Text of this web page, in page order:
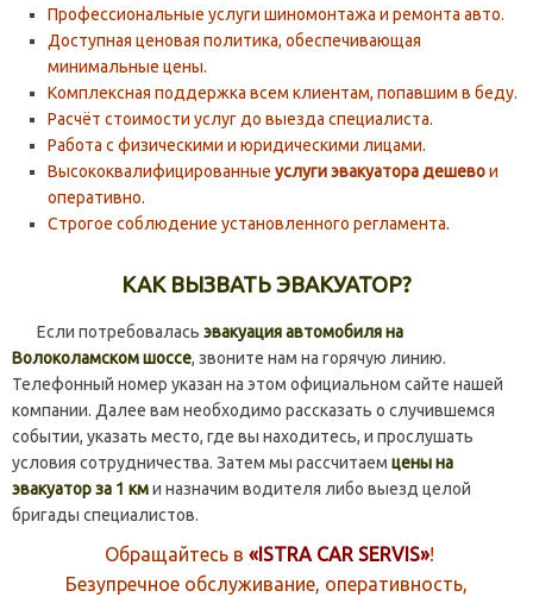
Профессиональные услуги шиномонтажа и ремонта авто.
Доступная ценовая политика, обеспечивающая
минимальные цены.
Комплексная поддержка всем клиентам, попавшим в беду.
Расчёт стоимости услуг до выезда специалиста.
Работа с физическими и юридическими лицами.
Высококвалифицированные услуги эвакуатора дешевои
оперативно.
Строгое соблюдение установленного регламента.
КАК ВЫЗВАТЬ ЭВАКУАТОР?
Если потребовалась эвакуация автомобиля на
Волоколамском шоссе, звоните нам на горячую линию.
Телефонный номер указан на этом официальном сайте нашей
компании. Далее вам необходимо рассказать о случившемся
событии, указать место, где вы находитесь, и прослушать
условия сотрудничества. Затем мы рассчитаем цены на
эвакуатор за 1 кми назначим водителя либо выезд целой
бригады специалистов.
Обращайтесь в «ISTRA CAR SERVIS»!
Безупречное обслуживание, оперативность,